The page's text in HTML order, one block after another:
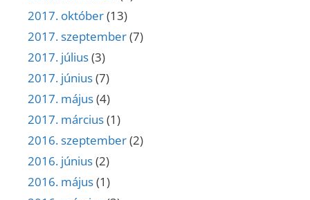
2017. október(13)
2017. szeptember(7)
2017. július(3)
2017. június(7)
2017. május(4)
2017. március(1)
2016. szeptember(2)
2016. június(2)
2016. május(1)